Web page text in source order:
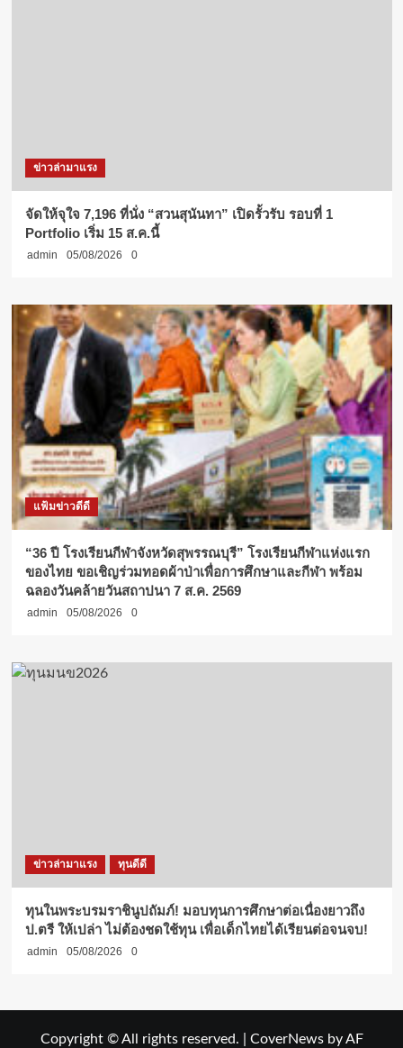
ข่าวล่ามาแรง
จัดให้จุใจ 7,196 ที่นั่ง “สวนสุนันทา” เปิดรั้วรับ รอบที่ 1
Portfolio เริ่ม 15 ส.ค.นี้
admin 05/08/2026 0
แฟ้มข่าวดีดี
“36 ปี โรงเรียนกีฬาจังหวัดสุพรรณบุรี” โรงเรียนกีฬาแห่งแรก
ของไทย ขอเชิญร่วมทอดผ้าป่าเพื่อการศึกษาและกีฬา พร้อม
ฉลองวันคล้ายวันสถาปนา 7 ส.ค. 2569
admin 05/08/2026 0
ข่าวล่ามาแรง ทุนดีดี
ทุนในพระบรมราชินูปถัมภ์! มอบทุนการศึกษาต่อเนื่องยาวถึง
ป.ตรี ให้เปล่า ไม่ต้องชดใช้ทุน เพื่อเด็กไทยได้เรียนต่อจนจบ!
admin 05/08/2026 0
Copyright © All rights reserved. CoverNewsby AF